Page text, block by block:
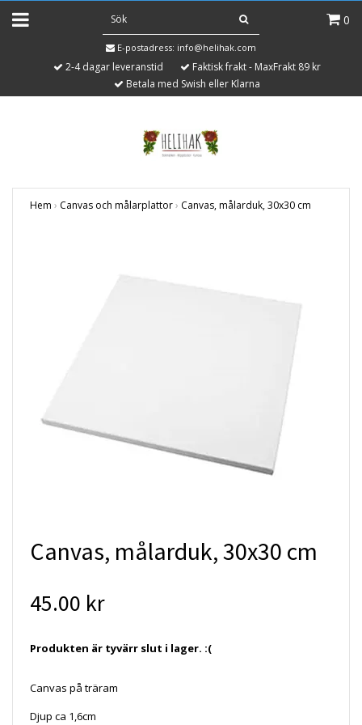
0
E-postadress: info@helihak.com
2-4 dagar leveranstid
Faktisk frakt - MaxFrakt 89 kr
Betala med Swish eller Klarna
Hem › Canvas och målarplattor› Canvas, målarduk, 30x30 cm
Canvas, målarduk, 30x30 cm
45.00 kr
Produkten är tyvärr slut i lager. :(
Canvas på träram
Djup ca 1,6cm